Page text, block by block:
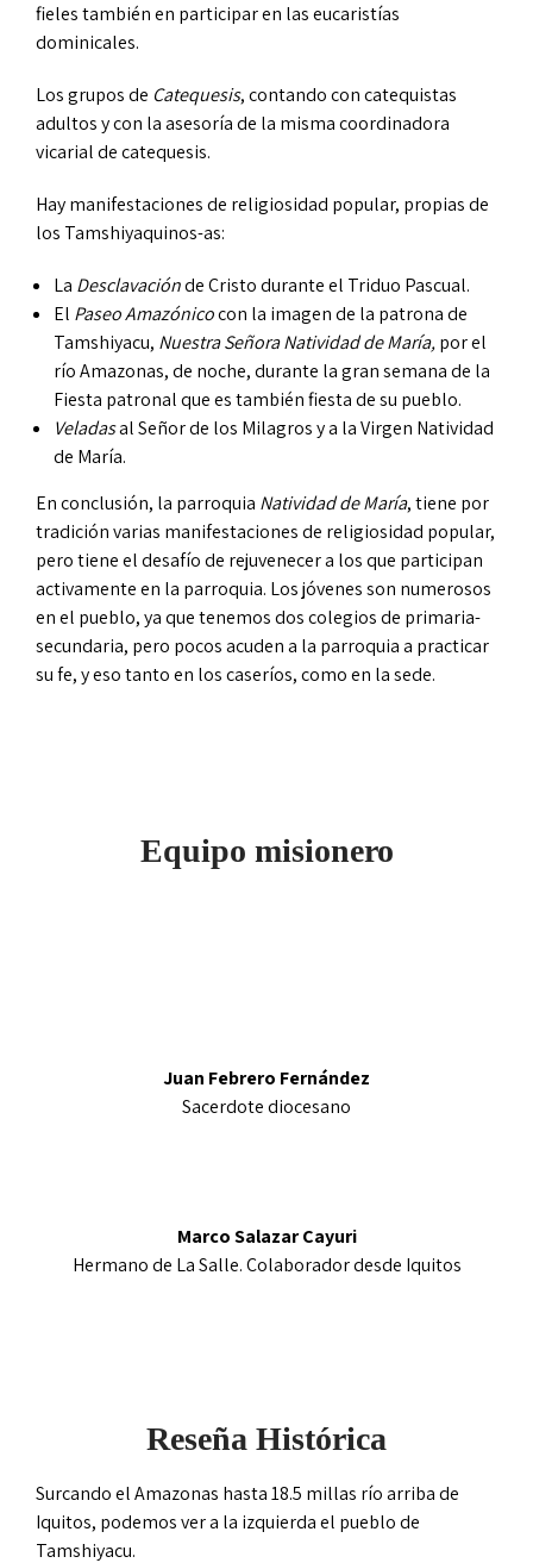
fieles también en participar en las eucaristías
dominicales.
Los grupos de Catequesis, contando con catequistas
adultos y con la asesoría de la misma coordinadora
vicarial de catequesis.
Hay manifestaciones de religiosidad popular, propias de
los Tamshiyaquinos-as:
La Desclavaciónde Cristo durante el Triduo Pascual.
El Paseo Amazónicocon la imagen de la patrona de
Tamshiyacu, Nuestra Señora Natividad de María,por el
río Amazonas, de noche, durante la gran semana de la
Fiesta patronal que es también fiesta de su pueblo.
Veladasal Señor de los Milagros y a la Virgen Natividad
de María.
En conclusión, la parroquia Natividad de María, tiene por
tradición varias manifestaciones de religiosidad popular,
pero tiene el desafío de rejuvenecer a los que participan
activamente en la parroquia. Los jóvenes son numerosos
en el pueblo, ya que tenemos dos colegios de primaria-
secundaria, pero pocos acuden a la parroquia a practicar
su fe, y eso tanto en los caseríos, como en la sede.
Equipo misionero
Juan Febrero Fernández
Sacerdote diocesano
Marco Salazar Cayuri
Hermano de La Salle. Colaborador desde Iquitos
Reseña Histórica
Surcando el Amazonas hasta 18.5 millas río arriba de
Iquitos, podemos ver a la izquierda el pueblo de
Tamshiyacu.